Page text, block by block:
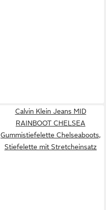
Calvin Klein Jeans MID
RAINBOOT CHELSEA
Gummistiefelette Chelseaboots,
Stiefelette mit Stretcheinsatz